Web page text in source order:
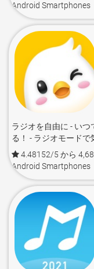
Android Smartphones
ラジオを自由に - い
る！ - ラジオモードで
4.48152/5 から
Android Smartphones